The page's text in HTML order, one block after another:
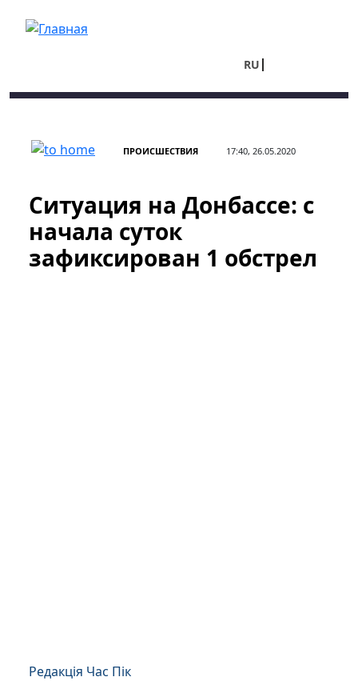
RU
ПРОИСШЕСТВИЯ 17:40, 26.05.2020
Ситуация на Донбассе: с
начала суток
зафиксирован 1 обстрел
Редакція Час Пік